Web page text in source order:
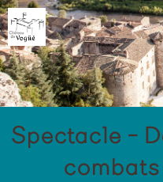
Spectacle -